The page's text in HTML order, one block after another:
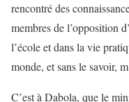
rencontré des
membres de l’opposition
l’école et dans la vie
monde, et sans le savoir,
C’est à Dabola, que le